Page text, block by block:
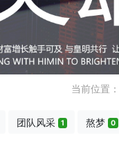
当前位置：
团队风采 1 熬梦 0